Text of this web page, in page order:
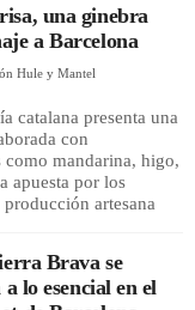
una ginebra
a Barcelona
Hule y Mantel
catalana presenta una
con
como mandarina, higo,
apuesta por los
artesana
Brava se
lo esencial en el